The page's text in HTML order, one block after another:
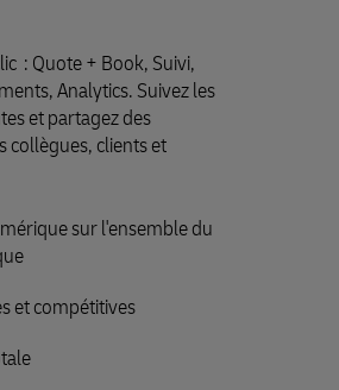
: Quote + Book, Suivi,
Analytics. Suivez les
et partagez des
collègues, clients et
sur l'ensemble du
et compétitives